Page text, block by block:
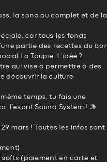
la sono au complet et de la
car tous les fonds
partie des recettes du bar
La Toupie. L’idée ?
qui vise à permettre à des
découvrir la culture
temps, tu fais une
l’esprit Sound System ! 🫱
mars ! Toutes les infos sont
softs (paiement en carte et